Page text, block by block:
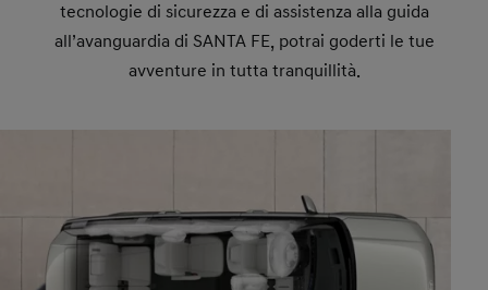
tecnologie di sicurezza e di assistenza alla guida
all’avanguardia di SANTA FE, potrai goderti le tue
avventure in tutta tranquillità.